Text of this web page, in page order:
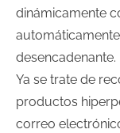
dinámicamente
desencadenante.
Ya se trate de
productos
correo